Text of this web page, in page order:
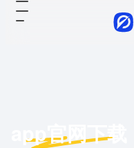
app官网下载